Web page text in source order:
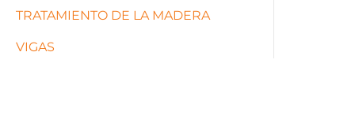
TRATAMIENTO DE LA MADERA
VIGAS